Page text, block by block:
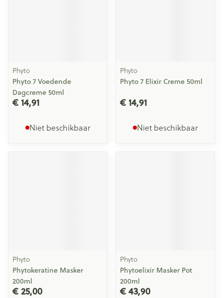
Phyto
Phyto 7 Voedende
Dagcreme 50ml
€ 14,91
Niet beschikbaar
Phyto
Phyto 7 Elixir Creme 50ml
€ 14,91
Niet beschikbaar
Phyto
Phytokeratine Masker
200ml
€ 25,00
Phyto
Phytoelixir Masker Pot
200ml
€ 43,90